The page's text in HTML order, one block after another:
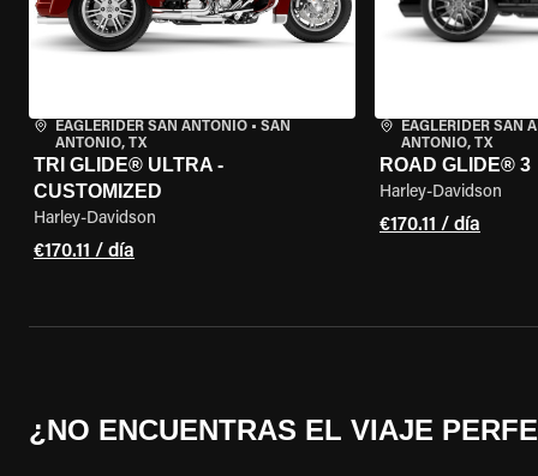
EAGLERIDER SAN ANTONIO • SAN
ANTONIO, TX
TRI GLIDE® ULTRA -
CUSTOMIZED
Harley-Davidson
€170.11 / día
EAGLERIDER SAN
ANTONIO, TX
ROAD GLIDE® 3
Harley-Davidson
€170.11 / día
¿NO ENCUENTRAS EL VIAJE